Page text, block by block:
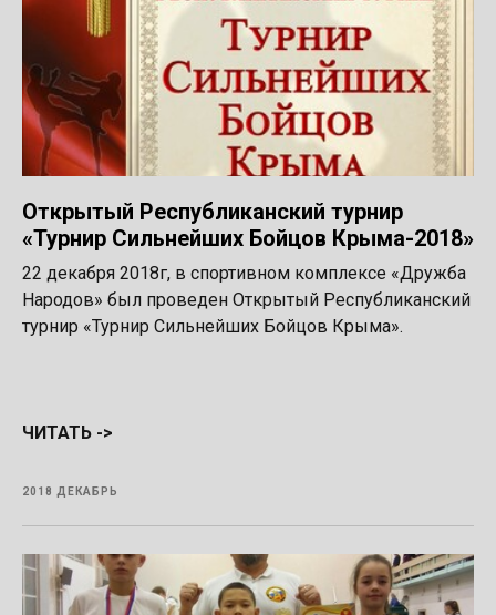
Открытый Республиканский турнир
«Турнир Сильнейших Бойцов Крыма-2018»
22 декабря 2018г, в спортивном комплексе «Дружба
Народов» был проведен Открытый Республиканский
турнир «Турнир Сильнейших Бойцов Крыма».
ЧИТАТЬ ->
2018 ДЕКАБРЬ